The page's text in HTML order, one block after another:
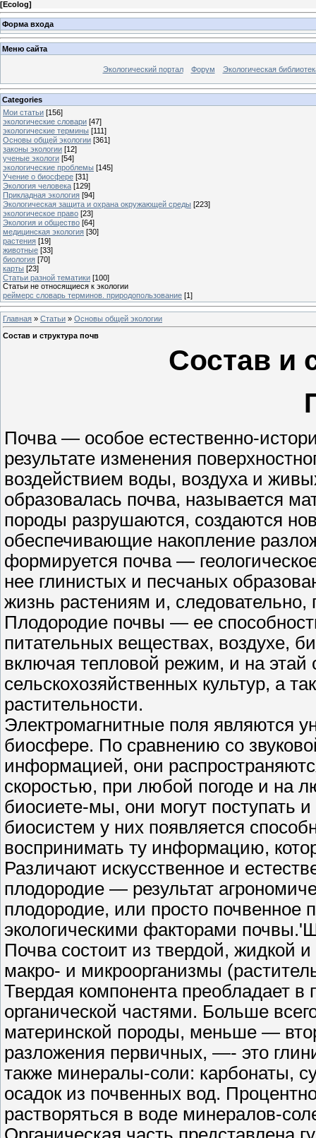
[Ecolog]
Форма входа
Меню сайта
Экологический портал Форум Экологическая
Categories
Мои статьи [156]
экологические словари [47]
экологические термины [111]
Основы общей экологии [361]
законы экологии [12]
ученые экологи [54]
экологические проблемы [145]
Учение о биосфере [31]
Экология человека [129]
Прикладная экология [94]
Экологическая защита и охрана окружающей среды [223]
экологическое право [23]
Экология и общество [64]
медицинская экология [30]
растения [19]
животные [33]
биология [70]
карты [23]
Статьи разной тематики [100]
Статьи не относящиеся к экологии
реймерс словарь терминов. природопользование [1]
Главная » Статьи » Основы общей экологии
Состав и структура почв
Состав и
Почва — особое естественно-
результате изменения
воздействием воды, воздуха и
образовалась почва, называется
породы разрушаются, создаются
обеспечивающие накопление
формируется почва —
нее глинистых и песчаных
жизнь растениям и,
Плодородие почвы — ее
питательных веществах, воздухе,
включая тепловой режим, и на этай
сельскохозяйственных культур, а
растительности.
Электромагнитные поля являются
биосфере. По сравнению со
информацией, они
скоростью, при любой погоде и на
биосиете-мы, они могут
биосистем у них появляется
воспринимать ту информацию,
Различают искусственное и
плодородие — результат
плодородие, или просто почвенное
экологическими факторами
Почва состоит из твердой, жидкой
макро- и микроорганизмы
Твердая компонента преобладает
органической частями. Больше
материнской породы, меньше —
разложения первичных, —- это
также минералы-соли: карбонаты,
осадок из почвенных вод.
растворяться в воде минералов-